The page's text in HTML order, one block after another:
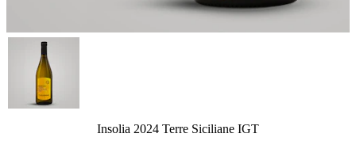
Insolia 2024 Terre Siciliane IGT